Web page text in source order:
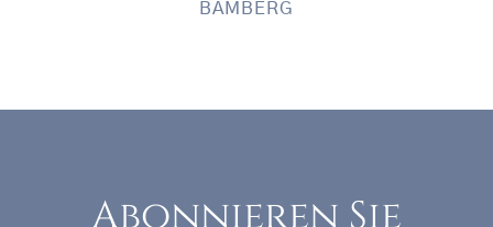
BAMBERG
Abonnieren Sie